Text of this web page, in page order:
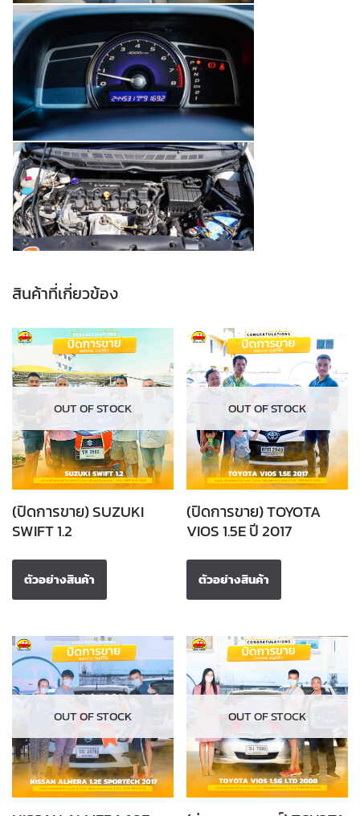
สินค้าที่เกี่ยวข้อง
OUT OF STOCK
(ปิดการขาย) SUZUKI
SWIFT 1.2
ตัวอย่างสินค้า
OUT OF STOCK
(ปิดการขาย) TOYOTA
VIOS 1.5E ปี 2017
ตัวอย่างสินค้า
OUT OF STOCK OUT OF STOCK